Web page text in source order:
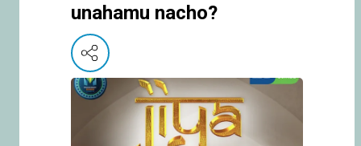
unahamu nacho?